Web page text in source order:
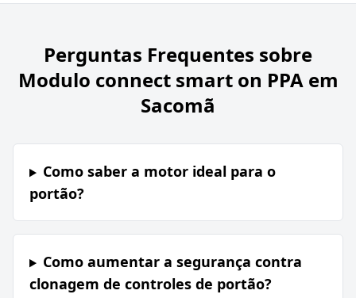
Perguntas Frequentes sobre
Modulo connect smart on PPA em
Sacomã
Como saber a motor ideal para o
portão?
Como aumentar a segurança contra
clonagem de controles de portão?